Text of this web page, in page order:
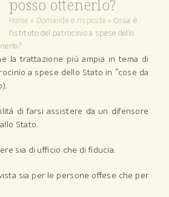
posso ottenerlo?
Home » Domande e risposte»Cosa è
l’istituto del patrocinio a spese dello
la trattazione più ampia in tema di
a spese dello Stato in “cose da
di farsi assistere da un difensore
Stato.
sia di ufficio che di fiducia.
sia per le persone offese che per